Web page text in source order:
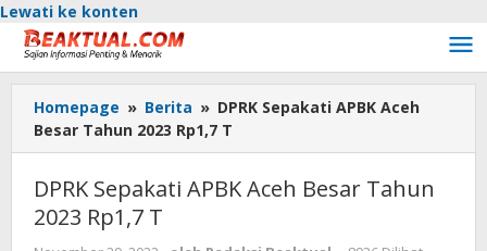
Lewati ke konten
Homepage » Berita » DPRK Sepakati APBK Aceh
Besar Tahun 2023 Rp1,7 T
DPRK Sepakati APBK Aceh Besar Tahun
2023 Rp1,7 T